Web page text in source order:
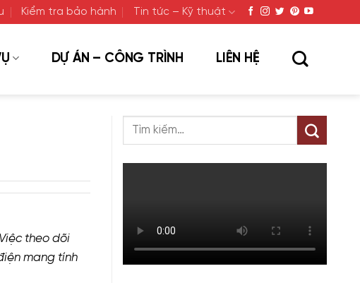
Kiểm tra bảo hành Tin tức – Kỹ thuật
DỰ ÁN – CÔNG TRÌNH LIÊN HỆ
theo dõi
mang tính